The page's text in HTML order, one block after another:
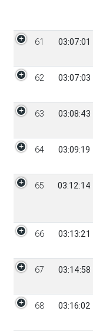
61 03:07:01
62 03:07:03
63 03:08:43
64 03:09:19
65 03:12:14
66 03:13:21
67 03:14:58
68 03:16:02